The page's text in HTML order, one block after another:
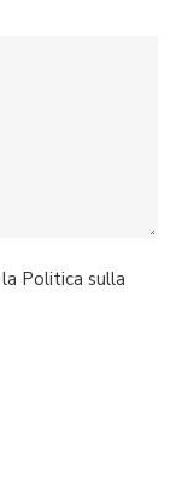
Politica sulla